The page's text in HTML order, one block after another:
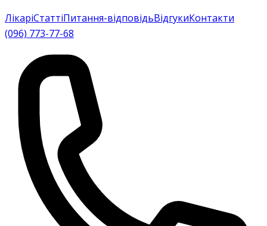
ЛікаріСтаттіПитання-відповідьВідгукиКонтакти
(096) 773-77-68